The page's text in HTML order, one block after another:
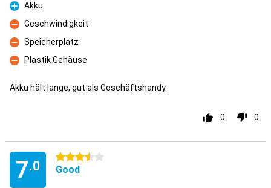
Pro
Akku
Con
Geschwindigkeit
Con
Speicherplatz
Con
Plastik Gehäuse
Akku hält lange, gut als Geschäftshandy.
0 0
7.0
3.5 stars
Good